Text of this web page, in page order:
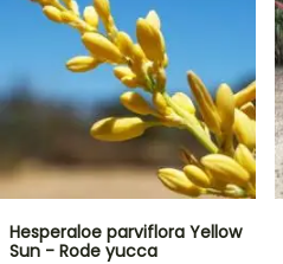
Hesperaloe parviflora Yellow
Sun - Rode yucca